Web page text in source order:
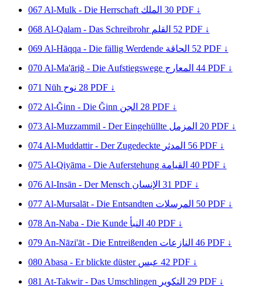
067 Al-Mulk - Die Herrschaft الملك 30 PDF ↓
068 Al-Qalam - Das Schreibrohr القلم 52 PDF ↓
069 Al-Hāqqa - Die fällig Werdende الحاقة 52 PDF ↓
070 Al-Ma'āriğ - Die Aufstiegswege المعارج 44 PDF ↓
071 Nūh نوح 28 PDF ↓
072 Al-Ğinn - Die Ğinn الجن 28 PDF ↓
073 Al-Muzzammil - Der Eingehüllte المزمل 20 PDF ↓
074 Al-Muddattir - Der Zugedeckte المدثر 56 PDF ↓
075 Al-Qiyāma - Die Auferstehung القيامة 40 PDF ↓
076 Al-Insān - Der Mensch الإنسان 31 PDF ↓
077 Al-Mursalāt - Die Entsandten المرسلات 50 PDF ↓
078 An-Naba - Die Kunde النبأ 40 PDF ↓
079 An-Nāzi'āt - Die Entreißenden النازعات 46 PDF ↓
080 Abasa - Er blickte düster عبس 42 PDF ↓
081 At-Takwir - Das Umschlingen التكوير 29 PDF ↓